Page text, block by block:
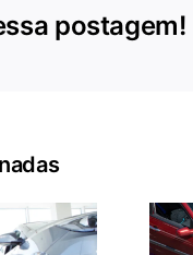
postagem!